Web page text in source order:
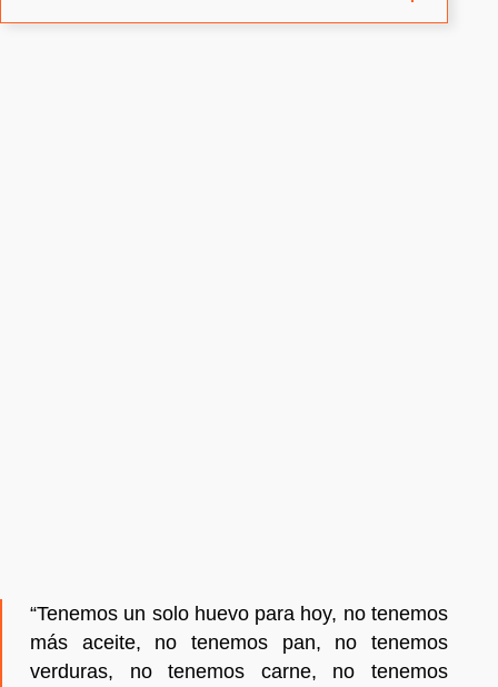
“Tenemos un solo huevo para hoy, no tenemos
más aceite, no tenemos pan, no tenemos
verduras, no tenemos carne, no tenemos